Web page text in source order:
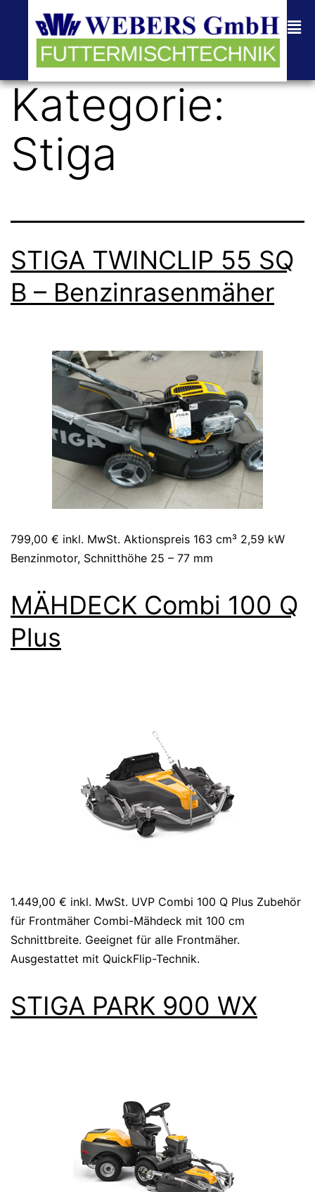
Kategorie:
Stiga
STIGA TWINCLIP 55 SQ
B – Benzinrasenmäher
799,00 € inkl. MwSt. Aktionspreis 163 cm³ 2,59 kW
Benzinmotor, Schnitthöhe 25 – 77 mm
MÄHDECK Combi 100 Q
Plus
1.449,00 € inkl. MwSt. UVP Combi 100 Q Plus Zubehör
für Frontmäher Combi-Mähdeck mit 100 cm
Schnittbreite. Geeignet für alle Frontmäher.
Ausgestattet mit QuickFlip-Technik.
STIGA PARK 900 WX